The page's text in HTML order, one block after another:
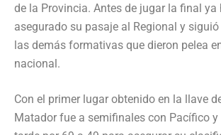
de la Provincia. Antes de jugar la final ya
asegurado su pasaje al Regional y
las demás formativas que dieron pelea
nacional.
Con el primer lugar obtenido en la llave
Matador fue a semifinales con Pacífico y